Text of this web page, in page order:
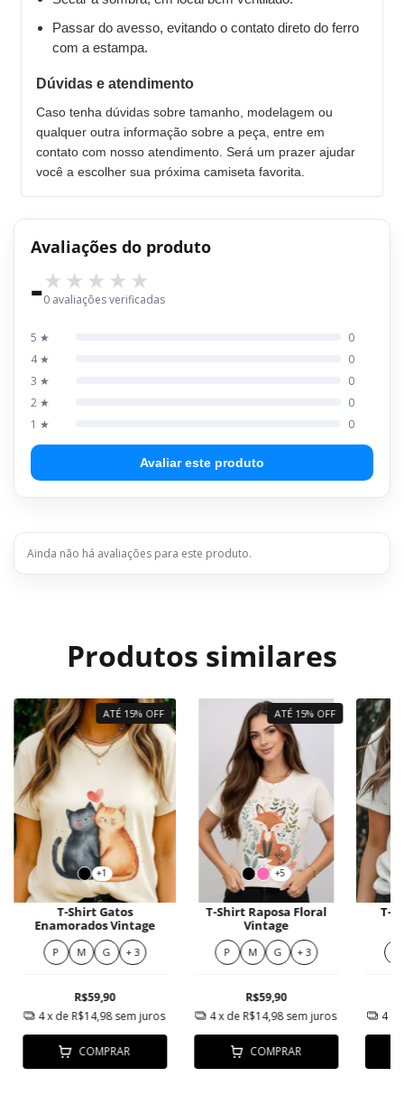
Passar do avesso, evitando o contato direto do ferro
com a estampa.
Dúvidas e atendimento
Caso tenha dúvidas sobre tamanho, modelagem ou
qualquer outra informação sobre a peça, entre em
contato com nosso atendimento. Será um prazer ajudar
você a escolher sua próxima camiseta favorita.
Avaliações do produto
-0 avaliações verificadas
5 ★
0
4 ★
0
3 ★
0
2 ★
0
1 ★
0
Avaliar este produto
Ainda não há avaliações para este produto.
Produtos similares
ATÉ 15% OFF
+1
T-Shirt Gatos
Enamorados Vintage
P M G + 3
R$59,90
4x de R$14,98 sem juros
COMPRAR
ATÉ 15% OFF
+5
T-Shirt Raposa Floral
Vintage
P M G + 3
R$59,90
4x de R$14,98sem juros
COMPRAR
T-
4